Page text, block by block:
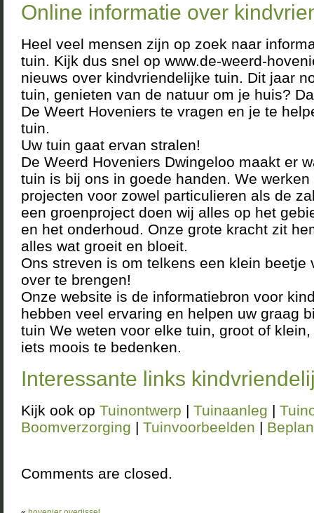
Online informatie over
Heel veel mensen zijn op zoek naar
tuin. Kijk dus snel op www.de-weerd-
nieuws over kindvriendelijke tuin. Dit jaar
tuin, genieten van de natuur om je huis?
De Weert Hoveniers te vragen en je te
tuin.
Uw tuin gaat ervan stralen!
De Weerd Hoveniers Dwingeloo maakt er
tuin is bij ons in goede handen. We
projecten voor zowel particulieren als de
een groenproject doen wij alles op het
en het onderhoud. Onze grote kracht zit
alles wat groeit en bloeit.
Ons streven is om telkens een klein beetje
over te brengen!
Onze website is de informatiebron voor
hebben veel ervaring en helpen uw graag
tuin We weten voor elke tuin, groot of
iets moois te bedenken.
Interessante links
Kijk ook op Tuinontwerp | Tuinaanleg |
Boomverzorging | Tuinvoorbeelden |
Comments are closed.